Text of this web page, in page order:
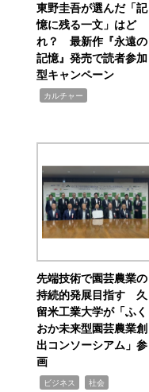
東野圭吾が選んだ「記
憶に残る一文」はど
れ？ 最新作『永遠の
記憶』発売で読者参加
型キャンペーン
カルチャー
先端技術で園芸農業の
持続的発展目指す 久
留米工業大学が「ふく
おか未来型園芸農業創
出コンソーシアム」参
画
ビジネス 社会